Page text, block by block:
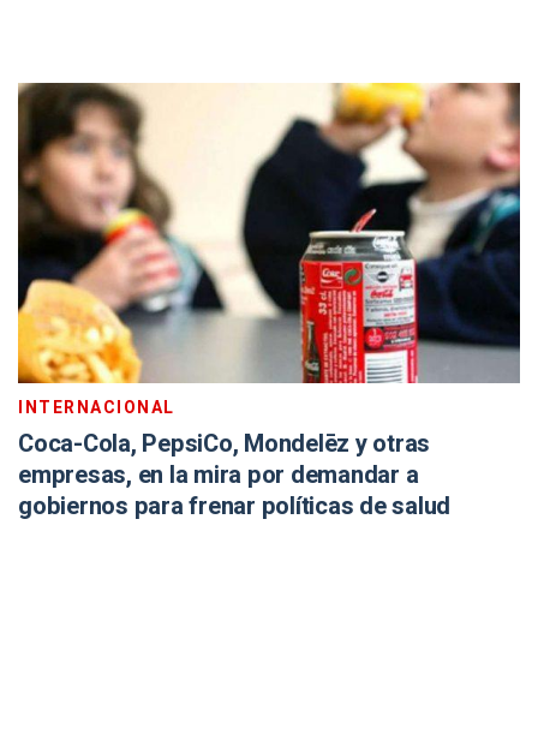
INTERNACIONAL
Coca-Cola, PepsiCo, Mondelēz y otras
empresas, en la mira por demandar a
gobiernos para frenar políticas de salud